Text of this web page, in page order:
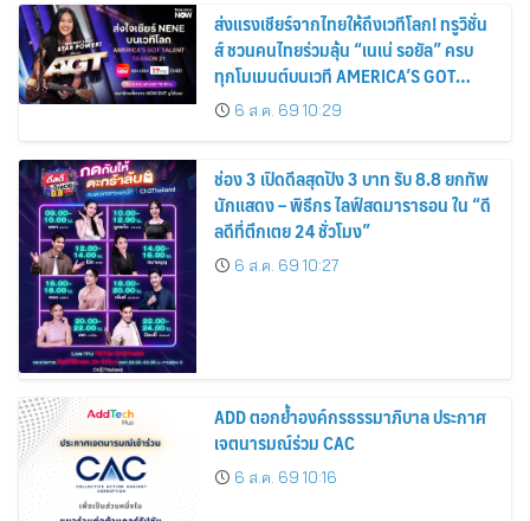
ส่งแรงเชียร์จากไทยให้ถึงเวทีโลก! ทรูวิชั่น
ส์ ชวนคนไทยร่วมลุ้น “เนเน่ รอยัล” ครบ
ทุกโมเมนต์บนเวที AMERICA’S GOT
TALENT SEASON 21
6 ส.ค. 69 10:29
ช่อง 3 เปิดดีลสุดปัง 3 บาท รับ 8.8 ยกทัพ
นักแสดง – พิธีกร ไลฟ์สดมาราธอน ใน “ดี
ลดีที่ตึกเตย 24 ชั่วโมง”
6 ส.ค. 69 10:27
ADD ตอกย้ำองค์กรธรรมาภิบาล ประกาศ
เจตนารมณ์ร่วม CAC
6 ส.ค. 69 10:16